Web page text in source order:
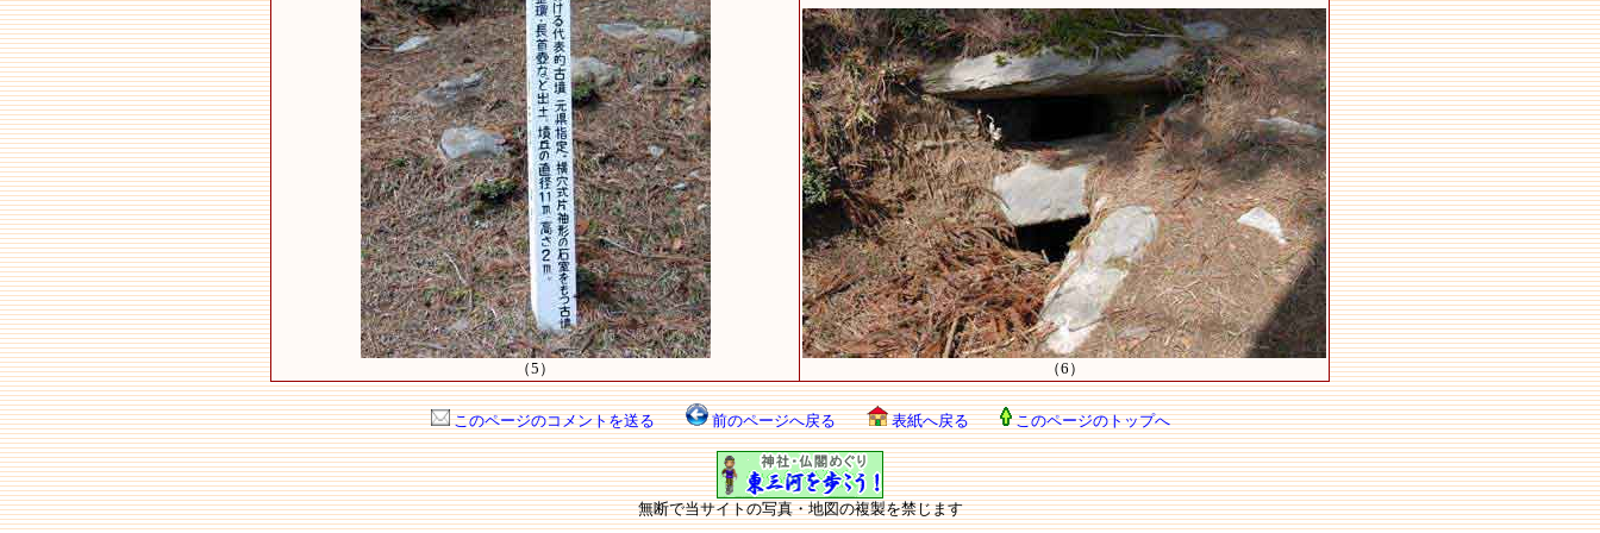
（5） （6）
このページのコメントを送る 前のページへ戻る 表紙へ戻る このページのトップへ
無断で当サイトの写真・地図の複製を禁じます